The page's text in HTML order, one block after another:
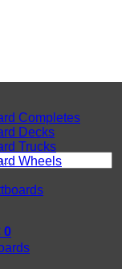
0
Completes
Decks
Trucks
Wheels